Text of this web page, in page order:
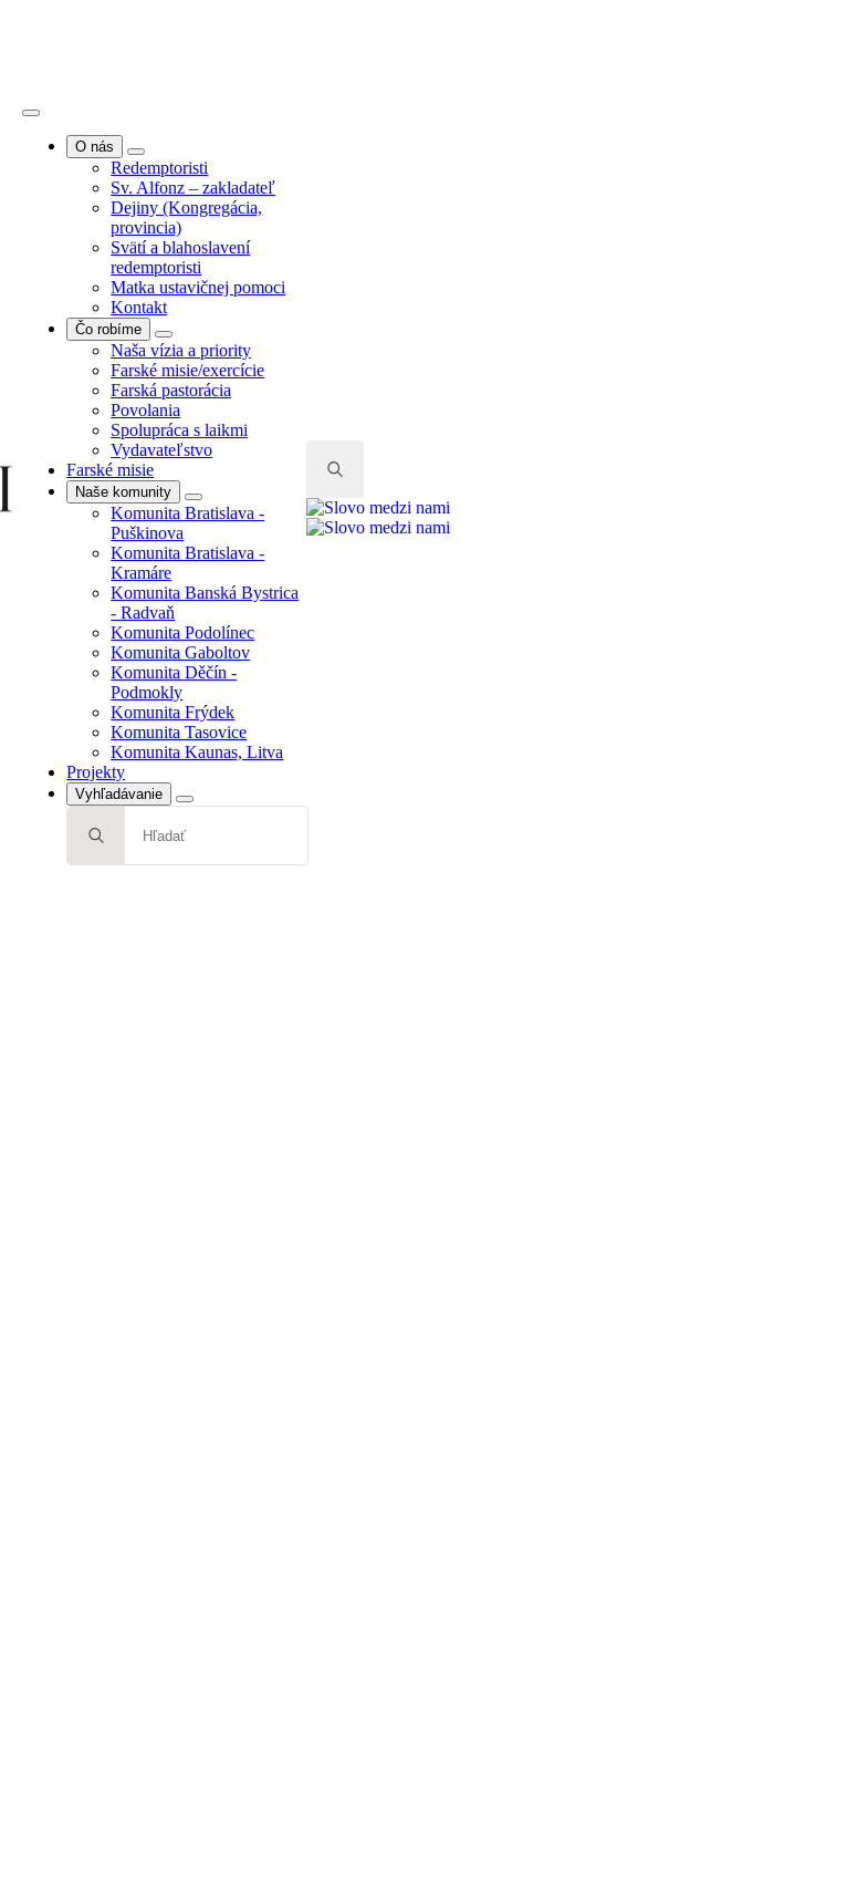
O nás
Redemptoristi
Sv. Alfonz – zakladateľ
Dejiny (Kongregácia,
provincia)
Svätí a blahoslavení
redemptoristi
Matka ustavičnej pomoci
Kontakt
Čo robíme
Naša vízia a priority
Farské misie/exercície
Farská pastorácia
Povolania
Spolupráca s laikmi
Vydavateľstvo
Farské misie
Naše komunity
Komunita Bratislava -
Puškinova
Komunita Bratislava -
Kramáre
Komunita Banská Bystrica
- Radvaň
Komunita Podolínec
Komunita Gaboltov
Komunita Děčín -
Podmokly
Komunita Frýdek
Komunita Tasovice
Komunita Kaunas, Litva
Projekty
Vyhľadávanie
for:
Search
for:
Svätí a blahoslavení
redemptoristi
Matka ustavičnej pomoci
Kontakt
Čo robíme
Naša vízia a priority
Farské misie/exercície
Farská pastorácia
Povolania
Spolupráca s laikmi
Vydavateľstvo
Farské misie
Naše komunity
Komunita Bratislava -
Puškinova
Komunita Bratislava -
Kramáre
Komunita Banská Bystrica -
Radvaň
Komunita Podolínec
Komunita Gaboltov
Komunita Děčín -
Podmokly
Komunita Frýdek
Komunita Tasovice
Komunita Kaunas, Litva
Projekty